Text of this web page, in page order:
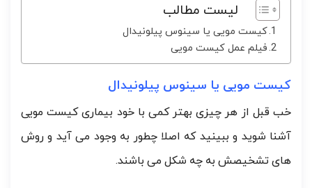
لیست مطالب
کیست مویی یا سینوس پیلونیدال
فیلم عمل کیست مویی
کیست مویی یا سینوس پیلونیدال
خب قبل از هر چیزی بهتر کمی با خود بیماری کیست مویی
آشنا شوید و ببینید که اصلا چطور به وجود می آید و روش
های تشخیصش به چه شکل می باشند.